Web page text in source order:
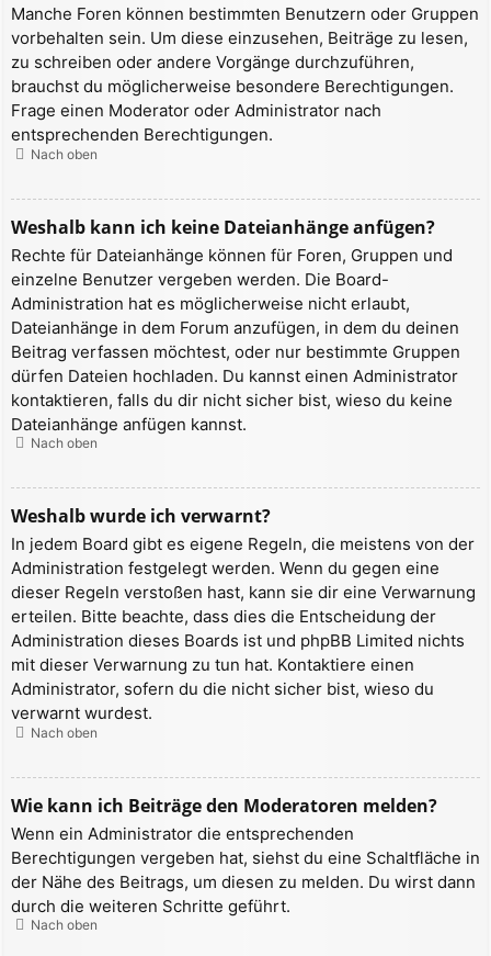
Manche Foren können bestimmten Benutzern oder Gruppen
vorbehalten sein. Um diese einzusehen, Beiträge zu lesen,
zu schreiben oder andere Vorgänge durchzuführen,
brauchst du möglicherweise besondere Berechtigungen.
Frage einen Moderator oder Administrator nach
entsprechenden Berechtigungen.
Nach oben
Weshalb kann ich keine Dateianhänge anfügen?
Rechte für Dateianhänge können für Foren, Gruppen und
einzelne Benutzer vergeben werden. Die Board-
Administration hat es möglicherweise nicht erlaubt,
Dateianhänge in dem Forum anzufügen, in dem du deinen
Beitrag verfassen möchtest, oder nur bestimmte Gruppen
dürfen Dateien hochladen. Du kannst einen Administrator
kontaktieren, falls du dir nicht sicher bist, wieso du keine
Dateianhänge anfügen kannst.
Nach oben
Weshalb wurde ich verwarnt?
In jedem Board gibt es eigene Regeln, die meistens von der
Administration festgelegt werden. Wenn du gegen eine
dieser Regeln verstoßen hast, kann sie dir eine Verwarnung
erteilen. Bitte beachte, dass dies die Entscheidung der
Administration dieses Boards ist und phpBB Limited nichts
mit dieser Verwarnung zu tun hat. Kontaktiere einen
Administrator, sofern du die nicht sicher bist, wieso du
verwarnt wurdest.
Nach oben
Wie kann ich Beiträge den Moderatoren melden?
Wenn ein Administrator die entsprechenden
Berechtigungen vergeben hat, siehst du eine Schaltfläche in
der Nähe des Beitrags, um diesen zu melden. Du wirst dann
durch die weiteren Schritte geführt.
Nach oben